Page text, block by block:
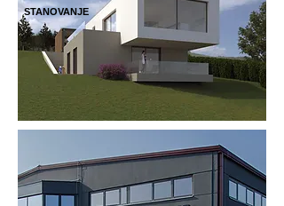
STANOVANJE